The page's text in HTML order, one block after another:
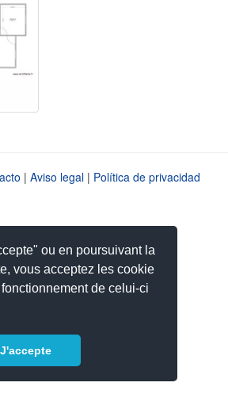
ou en poursuivant la
vous acceptez les cookie
de celui-ci
J'accepte
| Aviso legal | Política de privacidad